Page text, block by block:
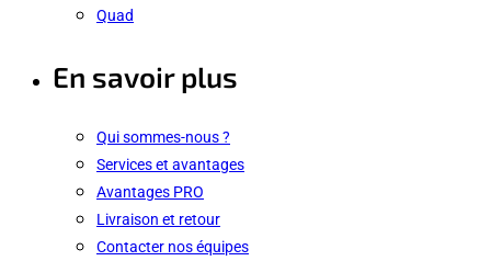
Quad
En savoir plus
Qui sommes-nous ?
Services et avantages
Avantages PRO
Livraison et retour
Contacter nos équipes